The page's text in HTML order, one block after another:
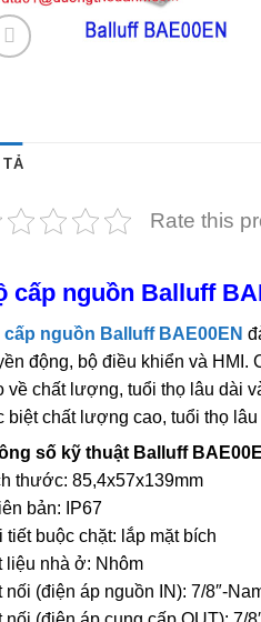
TẢ
Rate this
cấp nguồn Balluff
cấp nguồn Balluff BAE00EN
động, bộ điều khiển và HMI.
về chất lượng, tuổi thọ lâu dài
biệt chất lượng cao, tuổi thọ
số kỹ thuật Balluff
thước: 85,4x57x139mm
bản: IP67
tiết buộc chặt: lắp mặt bích
liệu nhà ở: Nhôm
nối (điện áp nguồn IN): 7/8″-